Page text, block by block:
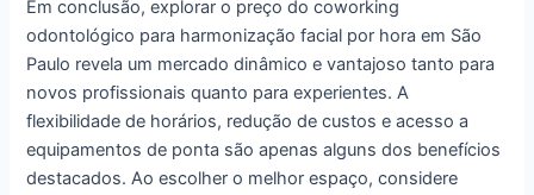
Em conclusão, explorar o preço do coworking
odontológico para harmonização facial por hora em São
Paulo revela um mercado dinâmico e vantajoso tanto para
novos profissionais quanto para experientes. A
flexibilidade de horários, redução de custos e acesso a
equipamentos de ponta são apenas alguns dos benefícios
destacados. Ao escolher o melhor espaço, considere